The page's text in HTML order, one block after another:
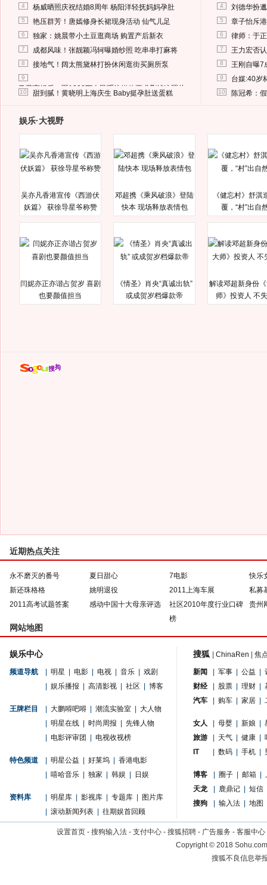
4 杨威晒照庆祝结婚8周年 杨阳洋轻抚妈妈孕肚
5 艳压群芳！唐嫣修身长裙现身活动 仙气儿足
6 独家：姚晨带小土豆逛商场 购置产后新衣
7 成都风味！张靓颖冯轲曝婚纱照 吃串串打麻将
8 接地气！阔太熊黛林打扮休闲逛街买厕所泵
9
马蓉离婚后，砸1000万人民币给媒体要求删掉这照片
10 甜到腻！黄晓明上海庆生 Baby挺孕肚送蛋糕
4 刘德华扮
5 章子怡斥
6 律师：于
7 王力宏否
8 王刚自曝7
9 台媒:40岁
10 陈冠希：
娱乐·大视野
吴亦凡香港宣传《西游伏
妖篇》 获徐导星爷称赞
邓超携《乘风破浪》登陆
快本 现场释放表情包
《健忘村》舒淇
覆，“村”出自
闫妮亦正亦谐占贺岁 喜剧
也要颜值担当
《情圣》肖央“真诚出轨”
或成贺岁档爆款帝
解读邓超新身份
师》投资人 不
近期热点关注
永不磨灭的番号 夏日甜心 7电影
快乐
新还珠格格
姚明退役 2011上海车展
私募
2011高考试题答案
感动中国十大母亲评选
社区2010年度行业口碑
榜
贵州
网站地图
娱乐中心
频道导航 明星 电影 电视 音乐
戏剧
娱乐播报 高清影视 社区 博客
王牌栏目 大鹏嘚吧嘚 潮流实验室
大人物
明星在线 时尚周报
先锋人物
电影评审团 电视收视榜
特色频道 明星公益 好莱坞
香港电影
嘻哈音乐 独家 韩娱 日娱
资料库 明星库 影视库 专题库
图片库
滚动新闻列表 往期娱首回顾
搜狐 ChinaRen 焦
新闻 军事 公益
财经
股票 理财
汽车
购车 家居
女人 母婴 新娘
旅游
天气 健康
IT
数码 手机
博客 圈子 邮箱
天龙
鹿鼎记
短信
搜狗
输入法 地图
设置首页 - 搜狗输入法 - 支付中心 - 搜狐招聘 - 广告服务 - 客服中心
Copyright©2018
搜狐不良信息举